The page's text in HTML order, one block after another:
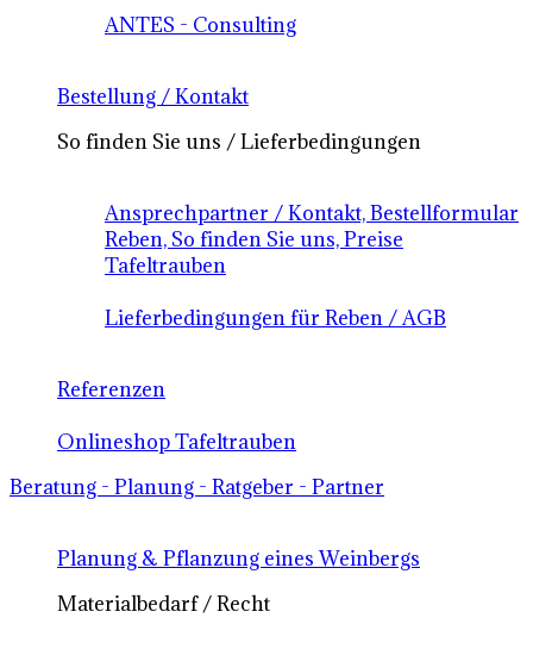
ANTES - Consulting
Bestellung / Kontakt
So finden Sie uns / Lieferbedingungen
Ansprechpartner / Kontakt, Bestellformular
Reben, So finden Sie uns, Preise
Tafeltrauben
Lieferbedingungen für Reben / AGB
Referenzen
Onlineshop Tafeltrauben
Beratung - Planung - Ratgeber - Partner
Planung & Pflanzung eines Weinbergs
Materialbedarf / Recht